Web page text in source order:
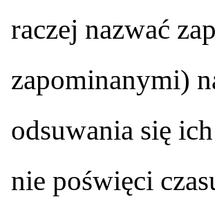
raczej nazwać
zapominanymi)
odsuwania się
nie poświęci